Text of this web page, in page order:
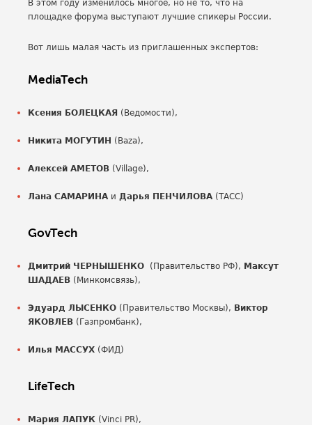
В этом году изменилось многое, но не то, что на
площадке форума выступают лучшие спикеры России.
Вот лишь малая часть из приглашенных экспертов:
MediaTech
Ксения БОЛЕЦКАЯ (Ведомости),
Никита МОГУТИН (Baza),
Алексей АМЕТОВ (Village),
Лана САМАРИНА и Дарья ПЕНЧИЛОВА (ТАСС)
GovTech
Дмитрий ЧЕРНЫШЕНКО (Правительство РФ), Максут
ШАДАЕВ (Минкомсвязь),
Эдуард ЛЫСЕНКО (Правительство Москвы), Виктор
ЯКОВЛЕВ (Газпромбанк),
Илья МАССУХ (ФИД)
LifeTech
Мария ЛАПУК (Vinci PR),